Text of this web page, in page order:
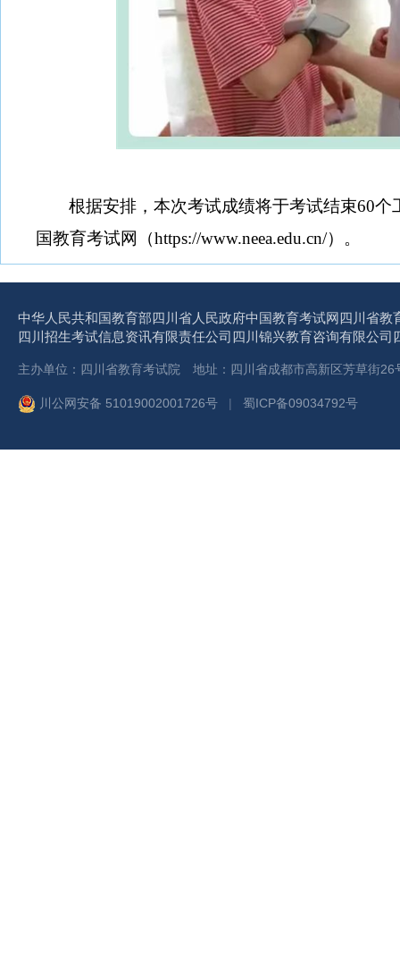
根据安排，本次考试成绩将于考试结束60个
国教育考试网（https://www.neea.edu.cn/）。
中华人民共和国教育部四川省人民政府中国教育考试网四川省教
四川招生考试信息资讯有限责任公司四川锦兴教育咨询有限公司
主办单位：四川省教育考试院 地址：四川省成都市高新区芳草街
川公网安备 51019002001726号 | 蜀ICP备09034792号